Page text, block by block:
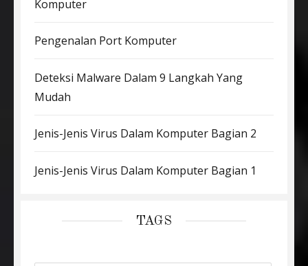
Komputer
Pengenalan Port Komputer
Deteksi Malware Dalam 9 Langkah Yang
Mudah
Jenis-Jenis Virus Dalam Komputer Bagian 2
Jenis-Jenis Virus Dalam Komputer Bagian 1
TAGS